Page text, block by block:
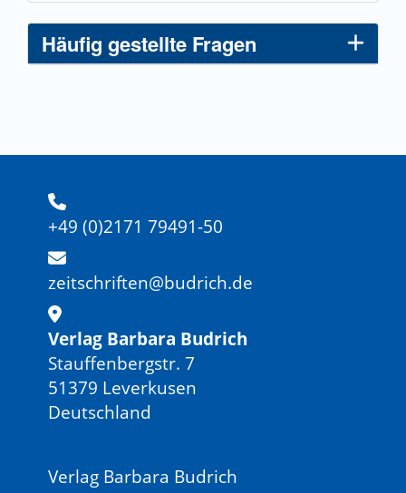
Häufig gestellte Fragen
+49 (0)2171 79491-50
zeitschriften@budrich.de
Verlag Barbara Budrich
Stauffenbergstr. 7
51379 Leverkusen
Deutschland
Verlag Barbara Budrich